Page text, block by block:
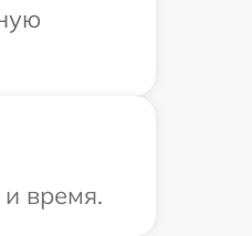
время.